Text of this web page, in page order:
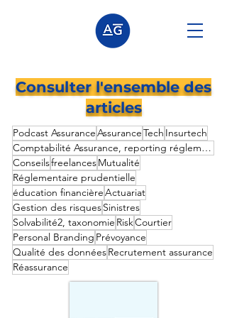
Consulter l'ensemble des
articles
Podcast AssuranceAssuranceTech Insurtech
Comptabilité Assurance, reporting réglementaire prudentielle,
ConseilsfreelancesMutualité
Réglementaire prudentielle
éducation financièreActuariat
Gestion des risquesSinistres
Solvabilité2, taxonomie RiskCourtier
Personal Branding Prévoyance
Qualité des donnéesRecrutement assurance
Réassurance